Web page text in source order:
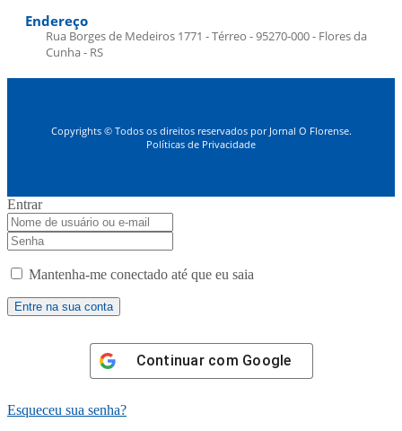
Endereço
Rua Borges de Medeiros 1771 - Térreo - 95270-000 - Flores da
Cunha - RS
Copyrights © Todos os direitos reservados por Jornal O Florense.
Políticas de Privacidade
Entrar
Mantenha-me conectado até que eu saia
Continuar com Google
Esqueceu sua senha?